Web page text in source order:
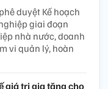
duyệt Kế hoạch
giai đoạn
nhà nước, doanh
vi quản lý, hoàn
giá trị gia tăng cho